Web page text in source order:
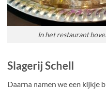
In het restaurant
Slagerij Schell
Daarna namen we een kijkje